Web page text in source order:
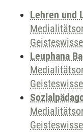
Lehren und
Leuphana